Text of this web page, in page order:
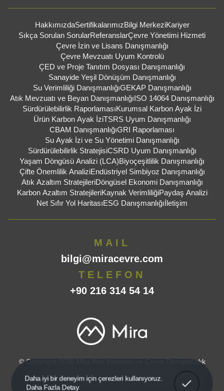
Daha iyi bir deneyim için çerezleri kullanıyoruz.
Daha Fazla Detay
Anladım!
HakkımızdaSertifikalarımızBilgi MerkeziKariyer
Sıkça Sorulan SorularReferanslarÇevre Yönetimi Hizmeti
Çevre İzin ve Lisans Danışmanlığı
Çevre Mevzuatı Uyum Kontrolü
ÇED ve Proje Tanıtım Dosyası Danışmanlığı
Sanayide Yeşil Dönüşüm Danışmanlığı
Su Verimliliği DanışmanlığıGEKAP Danışmanlığı
Atık Mevzuatı ve Beyan DanışmanlığıISO 14064 Danışmanlığı
Sürdürülebilirlik RaporlamasıKurumsal Karbon Ayak İzi
Ürün Karbon Ayak İziTSRS Uyum Danışmanlığı
CBAM DanışmanlığıGRI Raporlaması
Su Ayak İzi ve Su Yönetimi Danışmanlığı
Sürdürülebilirlik StratejisiCSRD Uyum Danışmanlığı
Yaşam Döngüsü Analizi (LCA)Biyoçeşitlilik Danışmanlığı
Çifte Önemlilik AnaliziEndüstriyel Simbiyoz Danışmanlığı
Atık Azaltım StratejileriDöngüsel Ekonomi Danışmanlığı
Karbon Azaltım StratejileriKaynak VerimliliğiPaydaş Analizi
Net Sıfır Yol HaritasıESG Danışmanlığıİletişim
MAIL
bilgi@miracevre.com
TELEFON
+90 216 314 54 14
© Copyright 2026 Mira Atık Yönetimi ve Çevre Danışmanlık
Gizlilik ve Çerez Politikası
KVKK ve Aydınlatma Metni